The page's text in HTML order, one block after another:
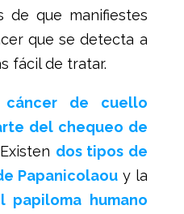
de que manifiestes
que se detecta a
fácil de tratar.
de cuello
del chequeo de
dos tipos de
Papanicolaou y la
papiloma humano